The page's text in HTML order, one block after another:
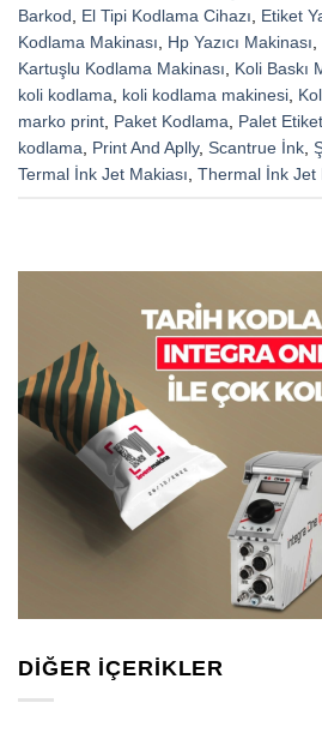
Barkod
El Tipi Kodlama Cihazı Etiket
Kodlama Makinası
Hp Yazıcı Makinası
Kartuşlu Kodlama Makinası
Koli Baskı
koli kodlama
koli kodlama makinesi
marko print Paket Kodlama Palet
kodlama
Print And Aplly, Scantrue İnk
Termal İnk Jet Makiası Thermal İnk Jet
DIĞER İÇERIKLER